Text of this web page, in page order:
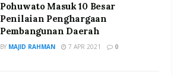
Pohuwato Masuk 10 Besar
Penilaian Penghargaan
Pembangunan Daerah
BY MAJID RAHMAN 7 APR 2021 0